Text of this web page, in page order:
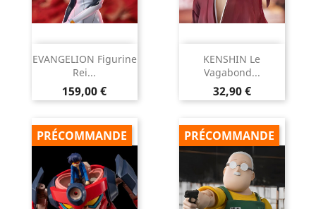
EVANGELION Figurine
Rei...
Prix
159,00 €
KENSHIN Le
Vagabond...
Prix
32,90 €
PRÉCOMMANDE PRÉCOMMANDE